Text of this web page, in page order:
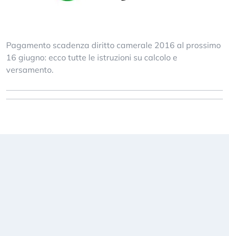
Pagamento scadenza diritto camerale 2016 al prossimo
16 giugno: ecco tutte le istruzioni su calcolo e
versamento.